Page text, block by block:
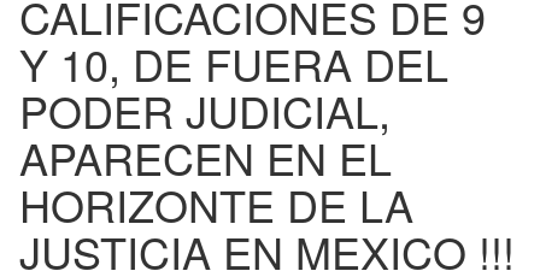
CALIFICACIONES DE 9
Y 10, DE FUERA DEL
PODER JUDICIAL,
APARECEN EN EL
HORIZONTE DE LA
JUSTICIA EN MEXICO !!!